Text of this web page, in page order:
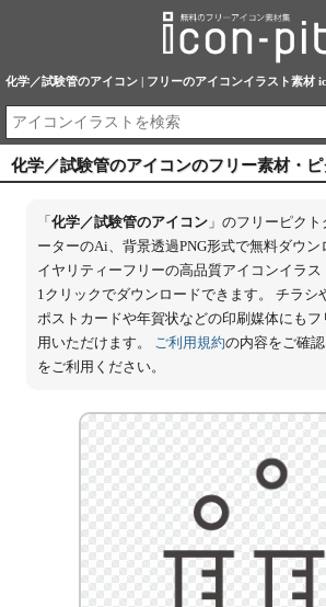
化学／試験管のアイコン | フリーのアイコンイラスト素材
化学／試験管のアイコンのフリー素材・
「 化学／試験管のアイコン」のフリーピクト
ーターのAi、背景透過PNG形式で無料ダウン
イヤリティーフリーの高品質アイコンイラ
1クリックでダウンロードできます。 チラシ
ポストカードや年賀状などの印刷媒体にもフ
用いただけます。 ご利用規約の内容をご確
をご利用ください。